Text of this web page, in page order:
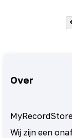
Over
Wij zijn een